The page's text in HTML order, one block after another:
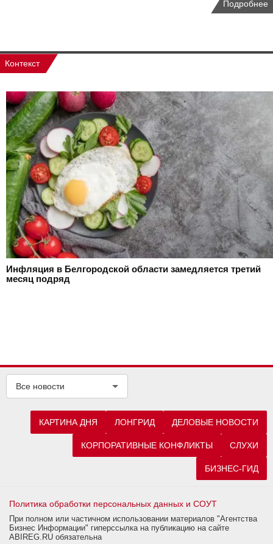
Подробнее
Контекст
Инфляция в Белгородской области замедляется третий
месяц подряд
Все новости
КАРТИНА ДНЯ ЛОНГРИД ДЕЛОВЫЕ НОВОСТИ
КОРПОРАТИВНЫЕ КОНФЛИКТЫ СЛУХИ
БИЗНЕС-ГИД
Политика обработки персональных данных и СОУТ
При полном или частичном использовании материалов "Агентства
Бизнес Информации" гиперссылка на публикацию на сайте
ABIREG.RU обязательна